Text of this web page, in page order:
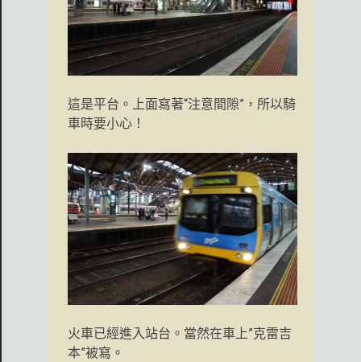
這是平台。上面寫著“注意間隙”，所以騎
車時要小心！
火車已經進入站台。當然在車上”克雷吉
本”被寫。